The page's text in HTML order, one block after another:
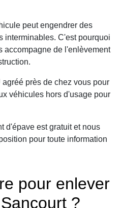
peut engendrer des
interminables. C'est pourquoi
accompagne de l'enlèvement
près de chez vous pour
véhicules hors d'usage pour
d'épave est gratuit et nous
pour toute information
pour enlever
?